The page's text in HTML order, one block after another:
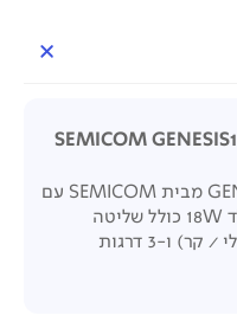
SEMICOM GENESIS1
מאוורר תקרה 42" עם שלט GENESIS1 מבית SEMICOM עם
מנוע שקט במיוחד וחזק, תאורה לד 18W כולל שליטה
דרגות